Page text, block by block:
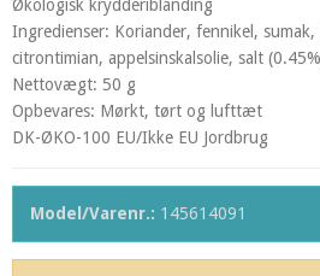
Økologisk krydderiblanding
Ingredienser: Koriander, fennikel,
citrontimian, appelsinskalsolie, salt
Nettovægt: 50 g
Opbevares: Mørkt, tørt og lufttæt
DK-ØKO-100 EU/Ikke EU Jordbrug
Model/Varenr.: 145614091